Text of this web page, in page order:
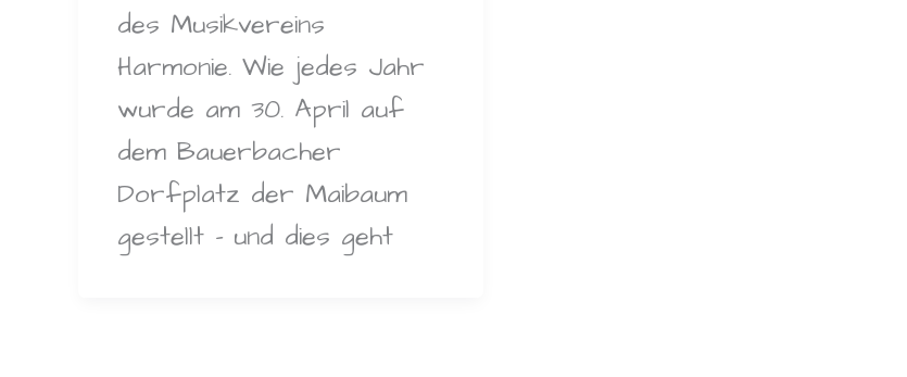
des Musikvereins
Harmonie. Wie jedes Jahr
wurde am 30. April auf
dem Bauerbacher
Dorfplatz der Maibaum
gestellt – und dies geht